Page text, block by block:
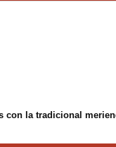
con la tradicional